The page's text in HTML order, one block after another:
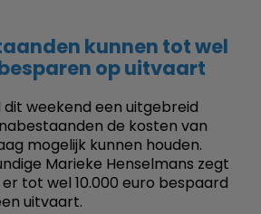
kunnen tot wel
op uitvaart
dit weekend een uitgebreid
de kosten van
mogelijk kunnen houden.
Marieke Henselmans zegt
tot wel 10.000 euro bespaard
uitvaart.